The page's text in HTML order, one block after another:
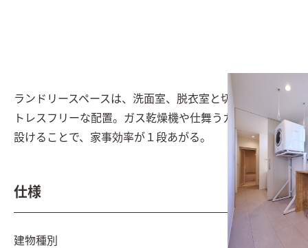
ランドリースペースは、洗面室、脱衣室と切り離し、ス
トレスフリーな配置。ガス乾燥機や仕舞うカウンターを
設けることで、家事効率が１段あがる。
仕様
建物種別